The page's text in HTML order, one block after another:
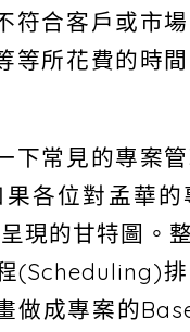
符合客戶或市
等所花費的時
下常見的專案
各位對孟華
現的甘特圖。
(Scheduling)
做成專案的